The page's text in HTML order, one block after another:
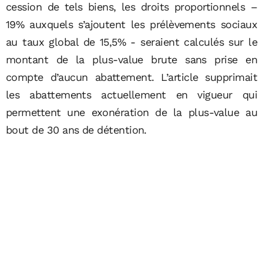
cession de tels biens, les droits proportionnels –
19% auxquels s’ajoutent les prélèvements sociaux
au taux global de 15,5% - seraient calculés sur le
montant de la plus-value brute sans prise en
compte d’aucun abattement. L’article supprimait
les abattements actuellement en vigueur qui
permettent une exonération de la plus-value au
bout de 30 ans de détention.